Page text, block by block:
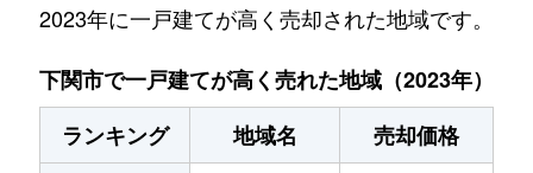
2023年に一戸建てが高く売却された地域です。
下関市で一戸建てが高く売れた地域（2023年）
ランキング
地域名
売却価格